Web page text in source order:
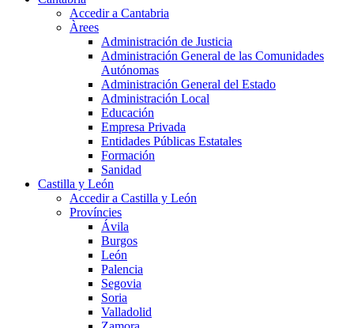
Accedir a Cantabria
Àrees
Administración de Justicia
Administración General de las Comunidades
Autónomas
Administración General del Estado
Administración Local
Educación
Empresa Privada
Entidades Públicas Estatales
Formación
Sanidad
Castilla y León
Accedir a Castilla y León
Províncies
Ávila
Burgos
León
Palencia
Segovia
Soria
Valladolid